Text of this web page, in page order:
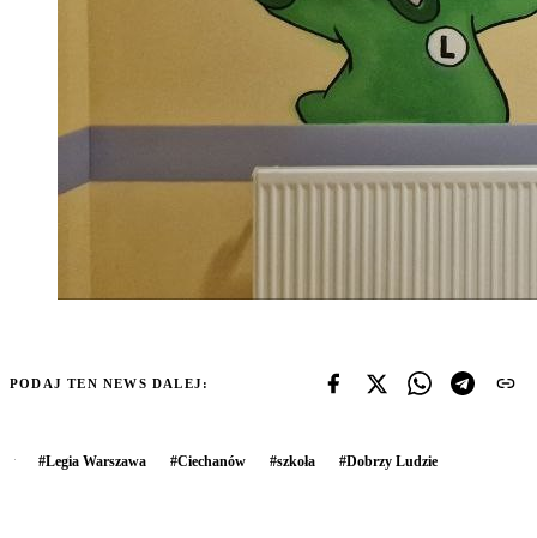
PODAJ TEN NEWS DALEJ:
#Legia Warszawa #Ciechanów #szkoła #Dobrzy Ludzie